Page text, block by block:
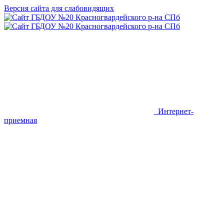
Версия сайта для слабовидящих
Интернет-
приемная